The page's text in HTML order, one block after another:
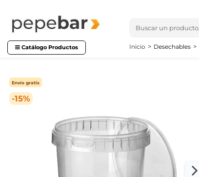
Catálogo Productos Inicio Desechables
-15%
Envío gratis